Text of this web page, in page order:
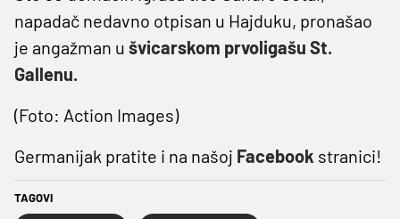
napadač nedavno otpisan u Hajduku, pronašao
je angažman u švicarskom prvoligašu St.
Gallenu.
(Foto: Action Images)
Germanijak pratite i na našoj Facebook stranici!
TAGOVI